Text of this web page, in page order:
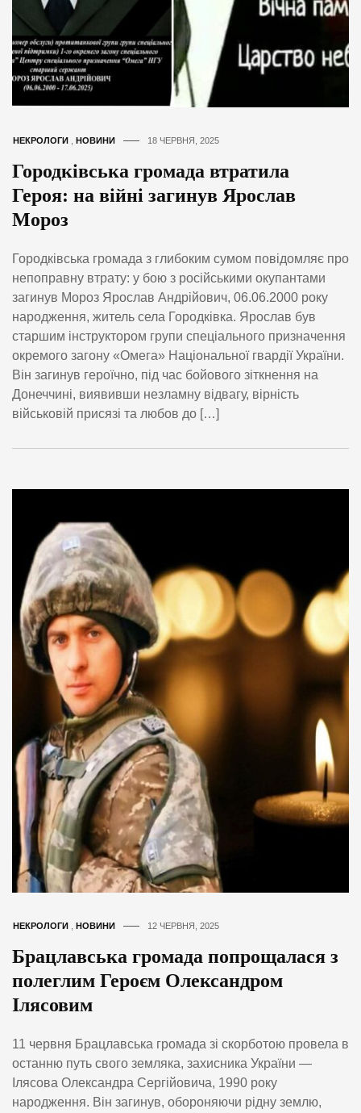
НЕКРОЛОГИ , НОВИНИ 18 ЧЕРВНЯ, 2025
Городківська громада втратила
Героя: на війні загинув Ярослав
Мороз
Городківська громада з глибоким сумом повідомляє про
непоправну втрату: у бою з російськими окупантами
загинув Мороз Ярослав Андрійович, 06.06.2000 року
народження, житель села Городківка. Ярослав був
старшим інструктором групи спеціального призначення
окремого загону «Омега» Національної гвардії України.
Він загинув героїчно, під час бойового зіткнення на
Донеччині, виявивши незламну відвагу, вірність
військовій присязі та любов до […]
НЕКРОЛОГИ НОВИНИ 12 ЧЕРВНЯ, 2025
Брацлавська громада попрощалася з
полеглим Героєм Олександром
Ілясовим
11 червня Брацлавська громада зі скорботою провела в
останню путь свого земляка, захисника України —
Ілясова Олександра Сергійовича, 1990 року
народження. Він загинув, обороняючи рідну землю,